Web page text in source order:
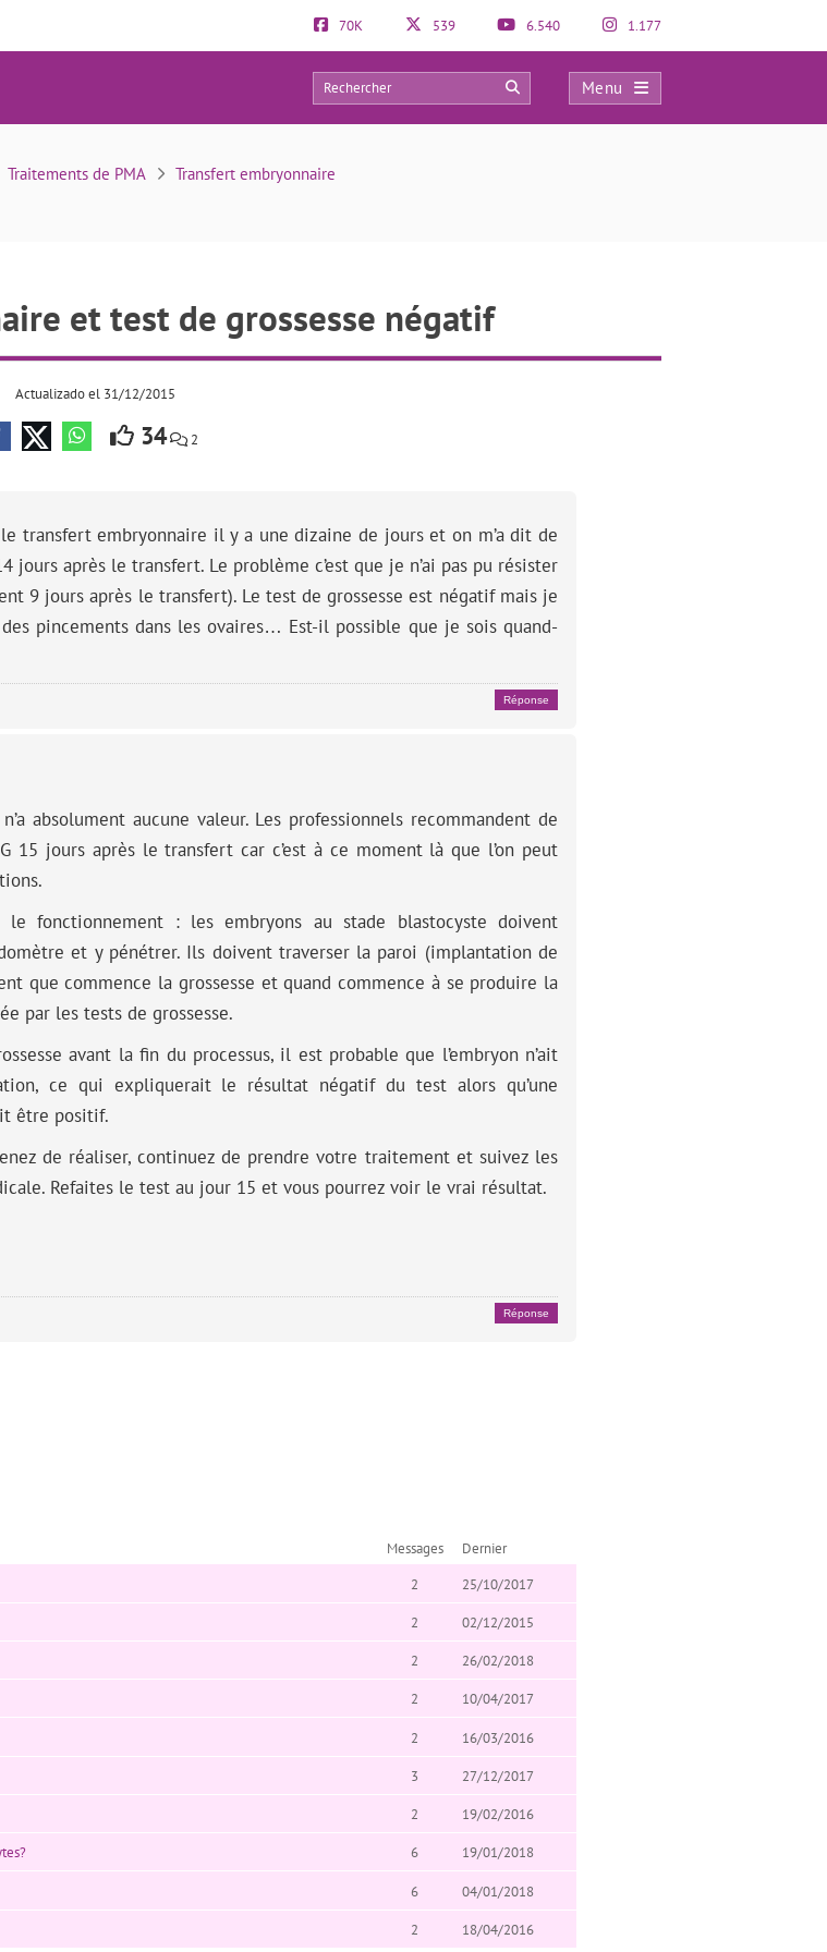
70K 539 6.540 1.177
Menu
de grossesse négatif
32 0
Traitements de PMA Transfert embryonnaire
et test de grossesse négatif
Actualizado el 31/12/2015
34 2
transfert embryonnaire il y a une dizaine de jours et on m’a dit de
jours après le transfert. Le problème c’est que je n’ai pas pu résister
9 jours après le transfert). Le test de grossesse est négatif mais je
pincements dans les ovaires… Est-il possible que je sois quand-
Réponse
absolument aucune valeur. Les professionnels recommandent de
15 jours après le transfert car c’est à ce moment là que l’on peut
fonctionnement : les embryons au stade blastocyste doivent
et y pénétrer. Ils doivent traverser la paroi (implantation de
que commence la grossesse et quand commence à se produire la
par les tests de grossesse.
avant la fin du processus, il est probable que l’embryon n’ait
ce qui expliquerait le résultat négatif du test alors qu’une
être positif.
de réaliser, continuez de prendre votre traitement et suivez les
Refaites le test au jour 15 et vous pourrez voir le vrai résultat.
Réponse
Messages
Dernier
2 25/10/2017
2 02/12/2015
2 26/02/2018
2 10/04/2017
2 16/03/2016
3 27/12/2017
2 19/02/2016
6 19/01/2018
6 04/01/2018
2 18/04/2016